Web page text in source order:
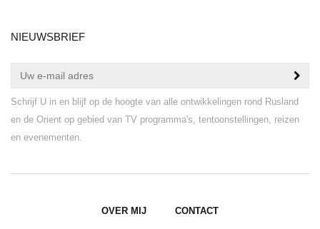
NIEUWSBRIEF
Schrijf U in en blijf op de hoogte van alle ontwikkelingen rond Rusland
en de Orient op gebied van TV programma's, tentoonstellingen, reizen
en evenementen.
OVER MIJ CONTACT